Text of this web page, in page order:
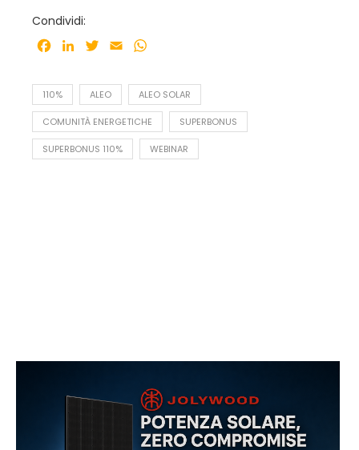
Condividi:
Facebook
LinkedInTwitter
Email
110% ALEO ALEO SOLAR
COMUNITÀ ENERGETICHE SUPERBONUS
SUPERBONUS 110% WEBINAR